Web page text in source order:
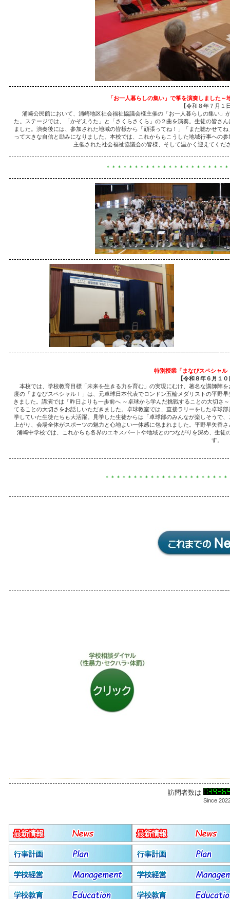
「お一人暮らしの集い」で箏を演奏しました
【令和８年７月１
浦崎公民館において、浦崎地区社会福祉協議会様主催の「お一人暮らしの集い」
た。ステージでは、「かぞえうた」と「さくらさくら」の２曲を演奏。生徒の皆さ
ました。演奏後には、参加された地域の皆様から「頑張ってね！」「また聴かせて
って大きな自信と励みになりました。本校では、これからもこうした地域行事への
主催された社会福祉協議会の皆様、そして温かく迎えてくだ
＊＊＊＊＊＊＊＊＊＊＊＊＊＊＊＊＊＊＊＊＊
特別授業「まなびスペシャ
【令和８年６月１
本校では、学校教育目標「未来を生きる力を育む」の実現にむけ、著名な講師陣
度の「まなびスペシャルⅠ」は、元卓球日本代表でロンドン五輪メダリストの平野
きました。講演では「昨日よりも一歩前へ ～卓球から学んだ挑戦することの大切さ
てることの大切さをお話しいただきました。卓球教室では、直接ラリーをした卓球
学していた生徒たちも大活躍。見学した生徒からは「卓球部のみんなが楽しそうで
上がり、会場全体がスポーツの魅力と心地よい一体感に包まれました。平野早矢香
浦崎中学校では、これからも各界のエキスパートや地域とのつながりを深め、生
す。
＊＊＊＊＊＊＊＊＊＊＊＊＊＊＊＊＊＊＊＊＊
訪問者数は
Since